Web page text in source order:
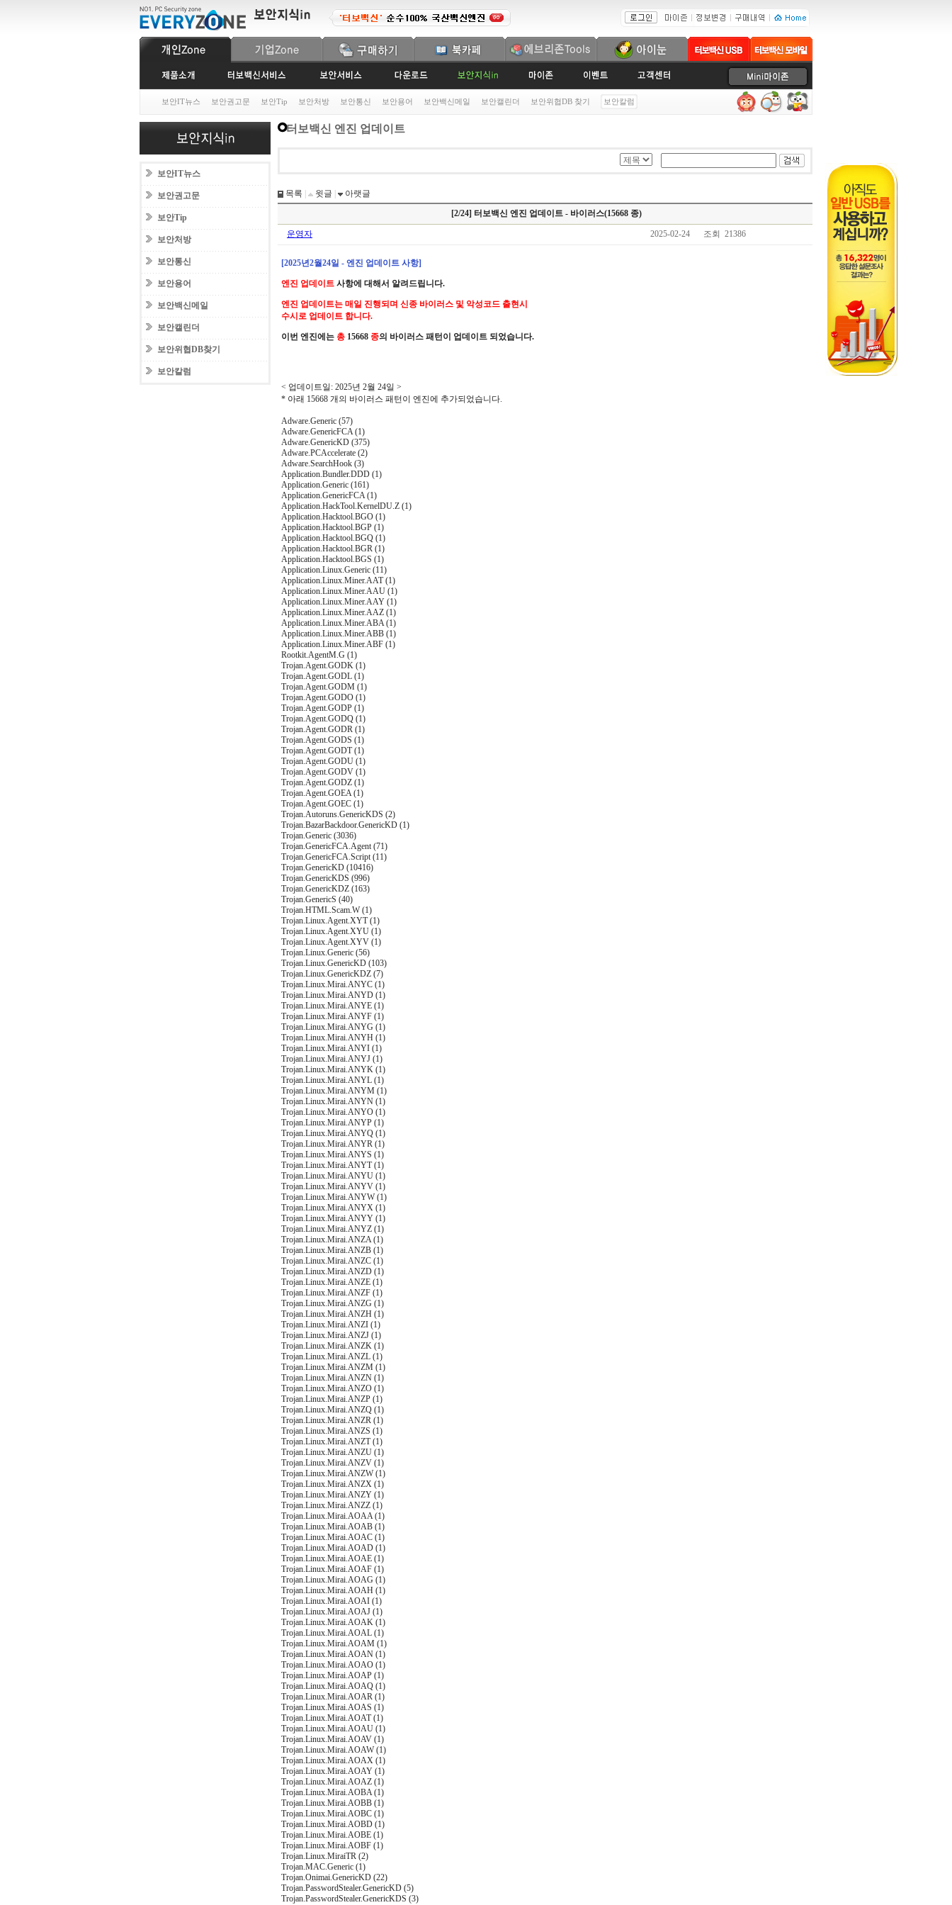
보안IT뉴스 보안권고문 보안Tip 보안처방 보안통신 보안용어 보안백신메일 보안캘린더 보안위협DB 찾기 보안칼럼
보안IT뉴스
보안권고문
보안Tip
보안처방
보안통신
보안용어
보안백신메일
보안캘린더
보안위협DB찾기
보안칼럼
터보백신 엔진 업데이트
목록 윗글
아랫글
[2/24] 터보백신 엔진 업데이트 - 바이러스(15668 종)
운영자 2025-02-24 조회 21386
[2025년2월24일 - 엔진 업데이트 사항]
엔진 업데이트 사항에 대해서 알려드립니다.
엔진 업데이트는 매일 진행되며 신종 바이러스 및 악성코드 출현시
수시로 업데이트 합니다.
이번 엔진에는 총 15668 종의 바이러스 패턴이 업데이트 되었습니다.
< 업데이트일: 2025년 2월 24일 >
* 아래 15668 개의 바이러스 패턴이 엔진에 추가되었습니다.
Adware.Generic (57)
Adware.GenericFCA (1)
Adware.GenericKD (375)
Adware.PCAccelerate (2)
Adware.SearchHook (3)
Application.Bundler.DDD (1)
Application.Generic (161)
Application.GenericFCA (1)
Application.HackTool.KernelDU.Z (1)
Application.Hacktool.BGO (1)
Application.Hacktool.BGP (1)
Application.Hacktool.BGQ (1)
Application.Hacktool.BGR (1)
Application.Hacktool.BGS (1)
Application.Linux.Generic (11)
Application.Linux.Miner.AAT (1)
Application.Linux.Miner.AAU (1)
Application.Linux.Miner.AAY (1)
Application.Linux.Miner.AAZ (1)
Application.Linux.Miner.ABA (1)
Application.Linux.Miner.ABB (1)
Application.Linux.Miner.ABF (1)
Rootkit.AgentM.G (1)
Trojan.Agent.GODK (1)
Trojan.Agent.GODL (1)
Trojan.Agent.GODM (1)
Trojan.Agent.GODO (1)
Trojan.Agent.GODP (1)
Trojan.Agent.GODQ (1)
Trojan.Agent.GODR (1)
Trojan.Agent.GODS (1)
Trojan.Agent.GODT (1)
Trojan.Agent.GODU (1)
Trojan.Agent.GODV (1)
Trojan.Agent.GODZ (1)
Trojan.Agent.GOEA (1)
Trojan.Agent.GOEC (1)
Trojan.Autoruns.GenericKDS (2)
Trojan.BazarBackdoor.GenericKD (1)
Trojan.Generic (3036)
Trojan.GenericFCA.Agent (71)
Trojan.GenericFCA.Script (11)
Trojan.GenericKD (10416)
Trojan.GenericKDS (996)
Trojan.GenericKDZ (163)
Trojan.GenericS (40)
Trojan.HTML.Scam.W (1)
Trojan.Linux.Agent.XYT (1)
Trojan.Linux.Agent.XYU (1)
Trojan.Linux.Agent.XYV (1)
Trojan.Linux.Generic (56)
Trojan.Linux.GenericKD (103)
Trojan.Linux.GenericKDZ (7)
Trojan.Linux.Mirai.ANYC (1)
Trojan.Linux.Mirai.ANYD (1)
Trojan.Linux.Mirai.ANYE (1)
Trojan.Linux.Mirai.ANYF (1)
Trojan.Linux.Mirai.ANYG (1)
Trojan.Linux.Mirai.ANYH (1)
Trojan.Linux.Mirai.ANYI (1)
Trojan.Linux.Mirai.ANYJ (1)
Trojan.Linux.Mirai.ANYK (1)
Trojan.Linux.Mirai.ANYL (1)
Trojan.Linux.Mirai.ANYM (1)
Trojan.Linux.Mirai.ANYN (1)
Trojan.Linux.Mirai.ANYO (1)
Trojan.Linux.Mirai.ANYP (1)
Trojan.Linux.Mirai.ANYQ (1)
Trojan.Linux.Mirai.ANYR (1)
Trojan.Linux.Mirai.ANYS (1)
Trojan.Linux.Mirai.ANYT (1)
Trojan.Linux.Mirai.ANYU (1)
Trojan.Linux.Mirai.ANYV (1)
Trojan.Linux.Mirai.ANYW (1)
Trojan.Linux.Mirai.ANYX (1)
Trojan.Linux.Mirai.ANYY (1)
Trojan.Linux.Mirai.ANYZ (1)
Trojan.Linux.Mirai.ANZA (1)
Trojan.Linux.Mirai.ANZB (1)
Trojan.Linux.Mirai.ANZC (1)
Trojan.Linux.Mirai.ANZD (1)
Trojan.Linux.Mirai.ANZE (1)
Trojan.Linux.Mirai.ANZF (1)
Trojan.Linux.Mirai.ANZG (1)
Trojan.Linux.Mirai.ANZH (1)
Trojan.Linux.Mirai.ANZI (1)
Trojan.Linux.Mirai.ANZJ (1)
Trojan.Linux.Mirai.ANZK (1)
Trojan.Linux.Mirai.ANZL (1)
Trojan.Linux.Mirai.ANZM (1)
Trojan.Linux.Mirai.ANZN (1)
Trojan.Linux.Mirai.ANZO (1)
Trojan.Linux.Mirai.ANZP (1)
Trojan.Linux.Mirai.ANZQ (1)
Trojan.Linux.Mirai.ANZR (1)
Trojan.Linux.Mirai.ANZS (1)
Trojan.Linux.Mirai.ANZT (1)
Trojan.Linux.Mirai.ANZU (1)
Trojan.Linux.Mirai.ANZV (1)
Trojan.Linux.Mirai.ANZW (1)
Trojan.Linux.Mirai.ANZX (1)
Trojan.Linux.Mirai.ANZY (1)
Trojan.Linux.Mirai.ANZZ (1)
Trojan.Linux.Mirai.AOAA (1)
Trojan.Linux.Mirai.AOAB (1)
Trojan.Linux.Mirai.AOAC (1)
Trojan.Linux.Mirai.AOAD (1)
Trojan.Linux.Mirai.AOAE (1)
Trojan.Linux.Mirai.AOAF (1)
Trojan.Linux.Mirai.AOAG (1)
Trojan.Linux.Mirai.AOAH (1)
Trojan.Linux.Mirai.AOAI (1)
Trojan.Linux.Mirai.AOAJ (1)
Trojan.Linux.Mirai.AOAK (1)
Trojan.Linux.Mirai.AOAL (1)
Trojan.Linux.Mirai.AOAM (1)
Trojan.Linux.Mirai.AOAN (1)
Trojan.Linux.Mirai.AOAO (1)
Trojan.Linux.Mirai.AOAP (1)
Trojan.Linux.Mirai.AOAQ (1)
Trojan.Linux.Mirai.AOAR (1)
Trojan.Linux.Mirai.AOAS (1)
Trojan.Linux.Mirai.AOAT (1)
Trojan.Linux.Mirai.AOAU (1)
Trojan.Linux.Mirai.AOAV (1)
Trojan.Linux.Mirai.AOAW (1)
Trojan.Linux.Mirai.AOAX (1)
Trojan.Linux.Mirai.AOAY (1)
Trojan.Linux.Mirai.AOAZ (1)
Trojan.Linux.Mirai.AOBA (1)
Trojan.Linux.Mirai.AOBB (1)
Trojan.Linux.Mirai.AOBC (1)
Trojan.Linux.Mirai.AOBD (1)
Trojan.Linux.Mirai.AOBE (1)
Trojan.Linux.Mirai.AOBF (1)
Trojan.Linux.MiraiTR (2)
Trojan.MAC.Generic (1)
Trojan.Onimai.GenericKD (22)
Trojan.PasswordStealer.GenericKD (5)
Trojan.PasswordStealer.GenericKDS (3)